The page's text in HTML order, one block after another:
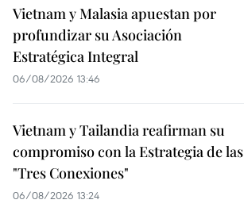
Vietnam y Malasia apuestan por
profundizar su Asociación
Estratégica Integral
06/08/2026 13:46
Vietnam y Tailandia reafirman su
compromiso con la Estrategia de las
"Tres Conexiones"
06/08/2026 13:24